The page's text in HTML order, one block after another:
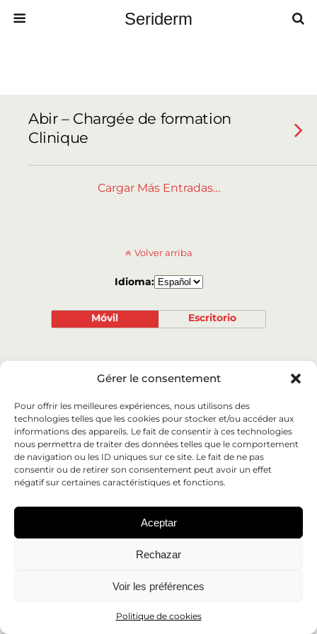
Gérer le consentement
Pour offrir les meilleures expériences, nous utilisons des
technologies telles que les cookies pour stocker et/ou accéder aux
informations des appareils. Le fait de consentir à ces technologies
nous permettra de traiter des données telles que le comportement
de navigation ou les ID uniques sur ce site. Le fait de ne pas
consentir ou de retirer son consentement peut avoir un effet
négatif sur certaines caractéristiques et fonctions.
Aceptar
Rechazar
Voir les préférences
Politique de cookies
Seriderm
Abir – Chargée de formation
Clinique
Cargar Más Entradas…
Volver arriba
Idioma:
Móvil Escritorio